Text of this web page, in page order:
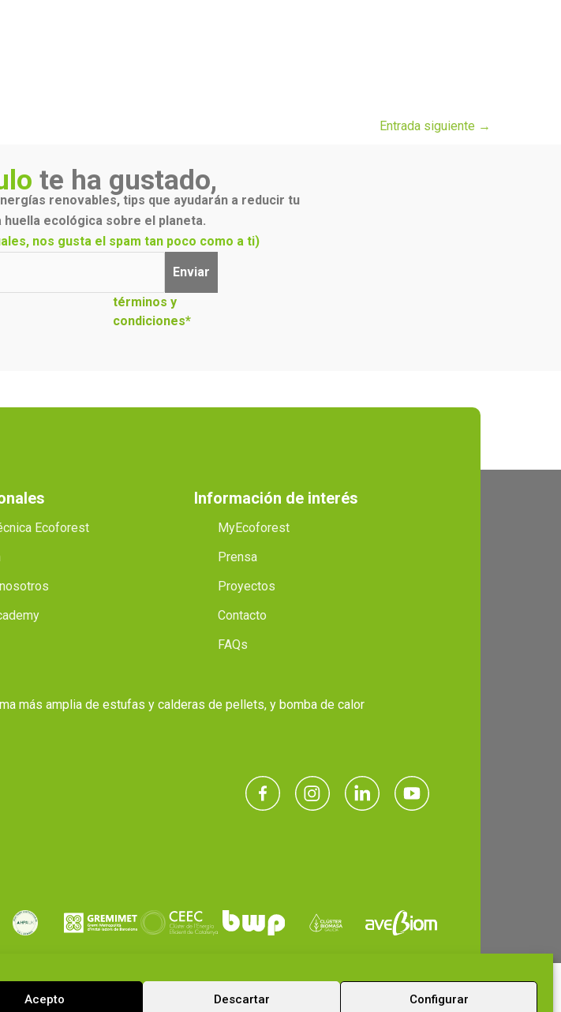
Acepto Descartar Configurar
Entrada siguiente →
te ha gustado,
renovables, tips que ayudarán a reducir tu
huella ecológica sobre el planeta.
nos gusta el spam tan poco como a ti)
Enviar
términos y
condiciones*
Ecoforest
Información de interés
MyEcoforest
Prensa
Proyectos
Contacto
FAQs
más amplia de estufas y calderas de pellets, y bomba de calor
Contáctanos ahora